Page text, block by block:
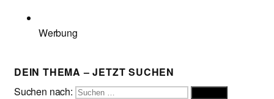
Werbung
DEIN THEMA – JETZT SUCHEN
Suchen nach: